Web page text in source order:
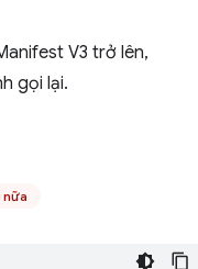
V3 trở lên,
gọi lại.